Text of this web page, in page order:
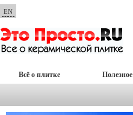
EN
Всё о плитке Полезное